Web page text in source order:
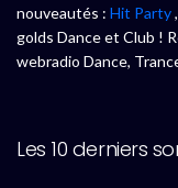
nouveautés : Hit Party
golds Dance et Club !
webradio Dance,
Les 10 derniers